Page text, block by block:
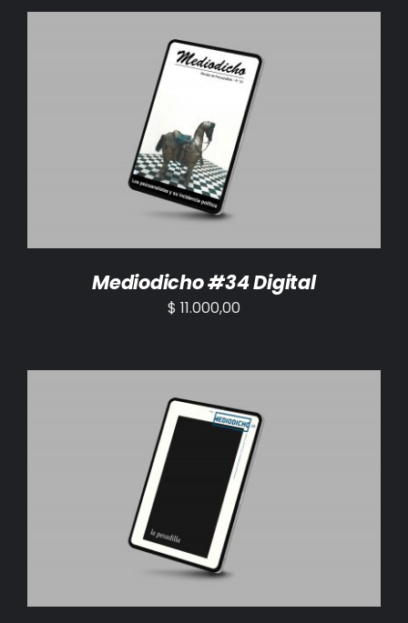
AÑADIR AL CARRITO /
Mediodicho #34 Digital
$ 11.000,00
AÑADIR AL CARRITO /